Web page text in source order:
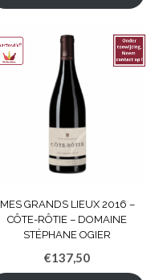
MES GRANDS LIEUX 2016 –
CÔTE-RÔTIE – DOMAINE
STÉPHANE OGIER
€137,50